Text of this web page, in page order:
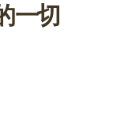
一切